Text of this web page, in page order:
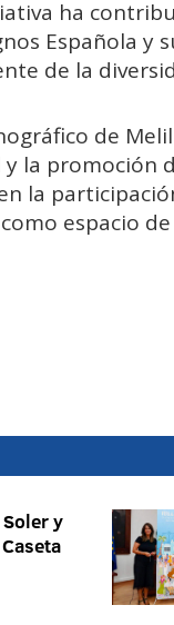
ha
Española y
de la
de
la promoción
la
espacio
y